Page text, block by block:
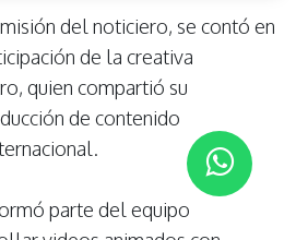
del noticiero, se contó en
de la creativa
quien compartió su
de contenido
parte del equipo